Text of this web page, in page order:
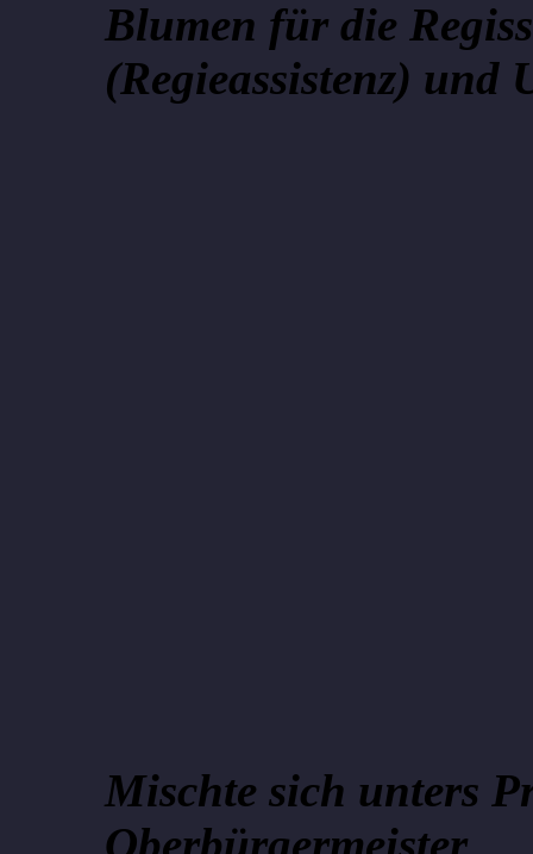
Blumen für die
(Regieassistenz) und
Mischte sich unters